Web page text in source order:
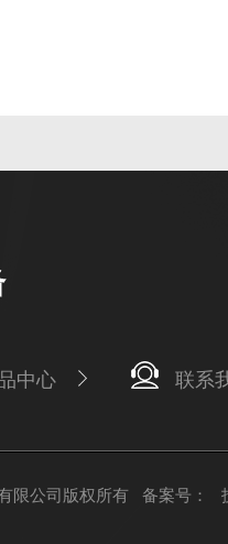
中心 联系
限公司版权所有 备案号：